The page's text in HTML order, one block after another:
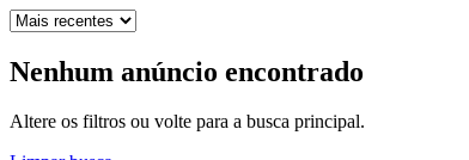
Nenhum anúncio encontrado
Altere os filtros ou volte para a busca principal.